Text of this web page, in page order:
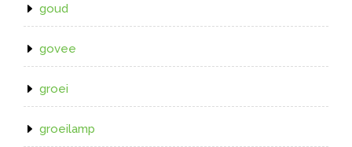
goud
govee
groei
groeilamp